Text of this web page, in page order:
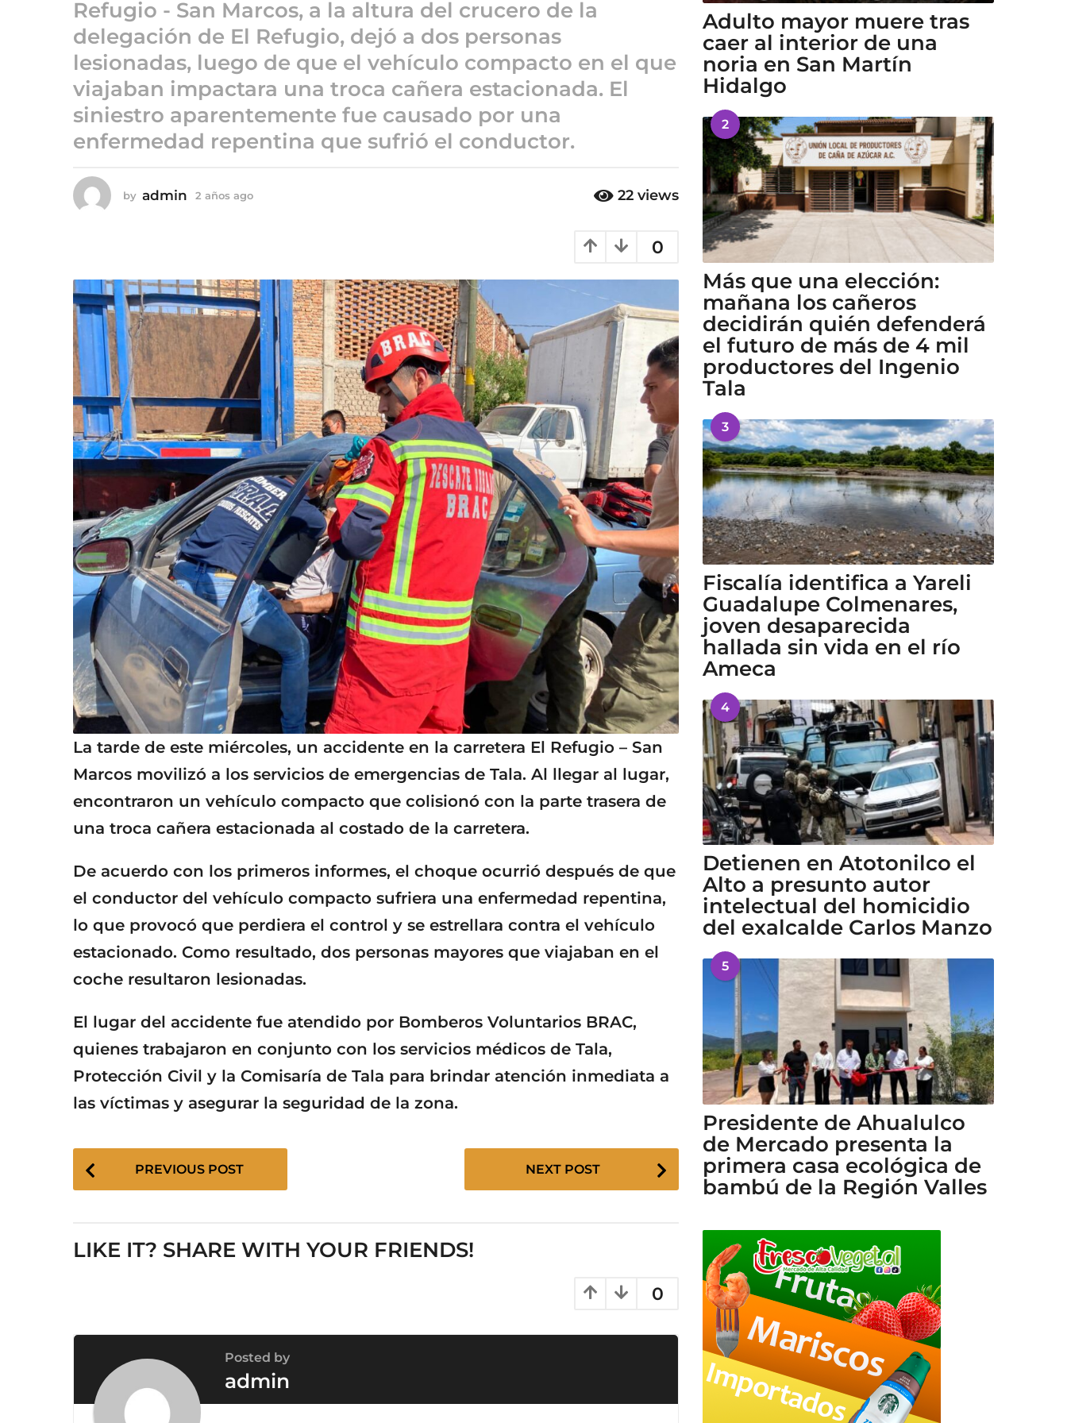
a
o
g
o
Refugio - San Marcos, a la altura del crucero de la
delegación de El Refugio, dejó a dos personas
lesionadas, luego de que el vehículo compacto en el que
viajaban impactara una troca cañera estacionada. El
siniestro aparentemente fue causado por una
enfermedad repentina que sufrió el conductor.
by admin 2 años ago
g
o
22 views
0
La tarde de este miércoles, un accidente en la carretera El Refugio – San
Marcos movilizó a los servicios de emergencias de Tala. Al llegar al lugar,
encontraron un vehículo compacto que colisionó con la parte trasera de
una troca cañera estacionada al costado de la carretera.
De acuerdo con los primeros informes, el choque ocurrió después de que
el conductor del vehículo compacto sufriera una enfermedad repentina,
lo que provocó que perdiera el control y se estrellara contra el vehículo
estacionado. Como resultado, dos personas mayores que viajaban en el
coche resultaron lesionadas.
El lugar del accidente fue atendido por Bomberos Voluntarios BRAC,
quienes trabajaron en conjunto con los servicios médicos de Tala,
Protección Civil y la Comisaría de Tala para brindar atención inmediata a
las víctimas y asegurar la seguridad de la zona.
P
n
PREVIOUS POST NEXT POST
LIKE IT? SHARE WITH YOUR FRIENDS!
0
Posted by
admin
Adulto mayor muere tras
caer al interior de una
noria en San Martín
Hidalgo
2
Más que una elección:
mañana los cañeros
decidirán quién defenderá
el futuro de más de 4 mil
productores del Ingenio
Tala
3
Fiscalía identifica a Yareli
Guadalupe Colmenares,
joven desaparecida
hallada sin vida en el río
Ameca
4
Detienen en Atotonilco el
Alto a presunto autor
intelectual del homicidio
del exalcalde Carlos Manzo
5
Presidente de Ahualulco
de Mercado presenta la
primera casa ecológica de
bambú de la Región Valles